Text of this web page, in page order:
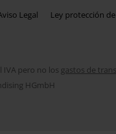
Legal Ley protección
IVA pero no los gastos de
HGmbH